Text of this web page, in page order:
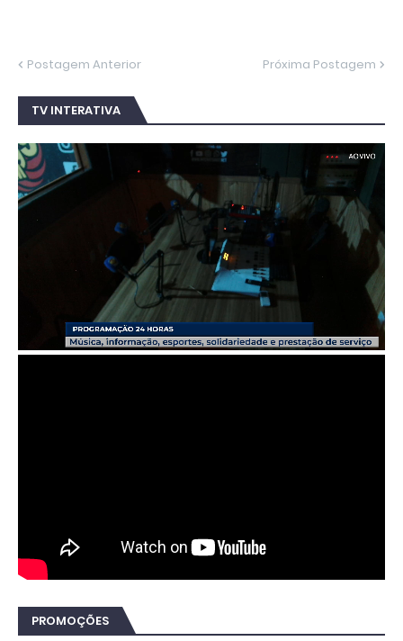
Postagem Anterior Próxima Postagem
TV INTERATIVA
PROMOÇÕES